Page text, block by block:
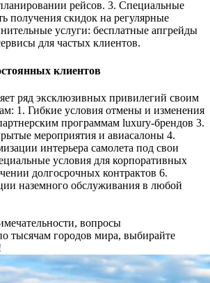
рейсов. 3. Специальные
получения скидок на регулярные
услуги: бесплатные апгрейды
для частых клиентов.
клиентов
ряд эксклюзивных привилегий своим
1. Гибкие условия отмены и изменения
программам luxury-брендов 3.
мероприятия и авиасалоны 4.
интерьера самолета под свои
условия для корпоративных
долгосрочных контрактов 6.
наземного обслуживания в любой
вопросы
тысячам городов мира, выбирайте